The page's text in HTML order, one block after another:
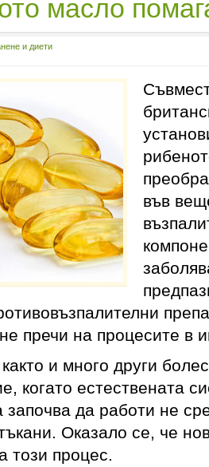
масло
и диети
във
пречи на процесите в
и много други
когато естествената
започва да работи не
Оказало се, че
този процес.